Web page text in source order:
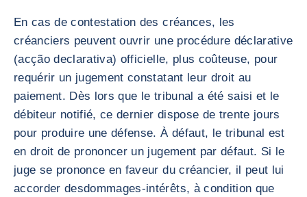
En cas de contestation des créances, les
créanciers peuvent ouvrir une procédure déclarative
(acção declarativa) officielle, plus coûteuse, pour
requérir un jugement constatant leur droit au
paiement. Dès lors que le tribunal a été saisi et le
débiteur notifié, ce dernier dispose de trente jours
pour produire une défense. À défaut, le tribunal est
en droit de prononcer un jugement par défaut. Si le
juge se prononce en faveur du créancier, il peut lui
accorder desdommages-intérêts, à condition que